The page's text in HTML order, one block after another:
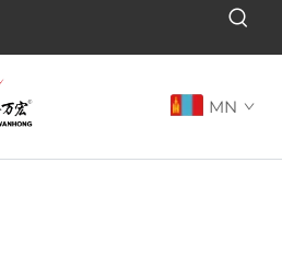
MN